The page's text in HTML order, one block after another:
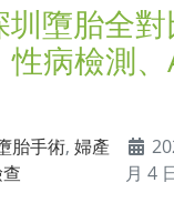
圳墮胎全對
性病檢測
胎手術, 婦產
月 4